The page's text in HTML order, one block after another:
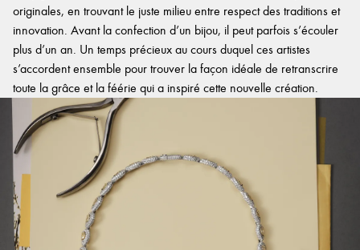
originales, en trouvant le juste milieu entre respect des traditions et
innovation. Avant la confection d’un bijou, il peut parfois s’écouler
plus d’un an. Un temps précieux au cours duquel ces artistes
s’accordent ensemble pour trouver la façon idéale de retranscrire
toute la grâce et la féérie qui a inspiré cette nouvelle création.